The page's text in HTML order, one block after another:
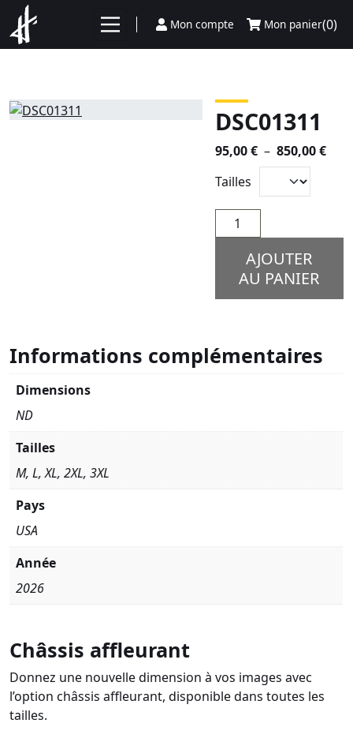
Aller au contenu
Mon compte Mon panier(0)
DSC01311
95,00€ – 850,00€
Tailles
quantité
de
DSC01311
AJOUTER
AU PANIER
Châssis affleurant
Donnez une nouvelle dimension à vos images avec
l’option châssis affleurant, disponible dans toutes les
tailles.
Informations complémentaires
Dimensions
ND
Tailles
M, L, XL, 2XL, 3XL
Pays
USA
Année
2026